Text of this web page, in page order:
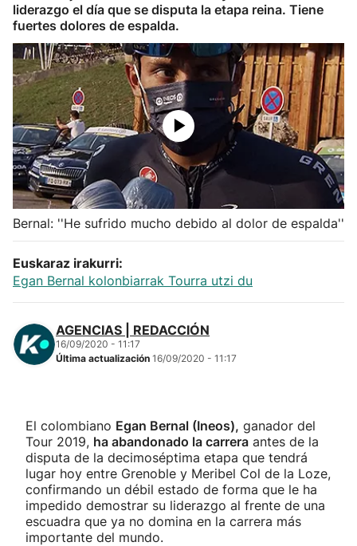
Baloncesto
Ciclismo
Herri-kirolak
Balonmano
Kirolak 360
Atletismo
Más deportes
liderazgo el día que se disputa la etapa reina. Tiene
fuertes dolores de espalda.
Bernal: ''He sufrido mucho debido al dolor de espalda''
Euskaraz irakurri:
Egan Bernal kolonbiarrak Tourra utzi du
AGENCIAS | REDACCIÓN
16/09/2020 - 11:17
Última actualización 16/09/2020 - 11:17
El colombiano Egan Bernal (Ineos), ganador del
Tour 2019, ha abandonado la carrera antes de la
disputa de la decimoséptima etapa que tendrá
lugar hoy entre Grenoble y Meribel Col de la Loze,
confirmando un débil estado de forma que le ha
impedido demostrar su liderazgo al frente de una
escuadra que ya no domina en la carrera más
importante del mundo.